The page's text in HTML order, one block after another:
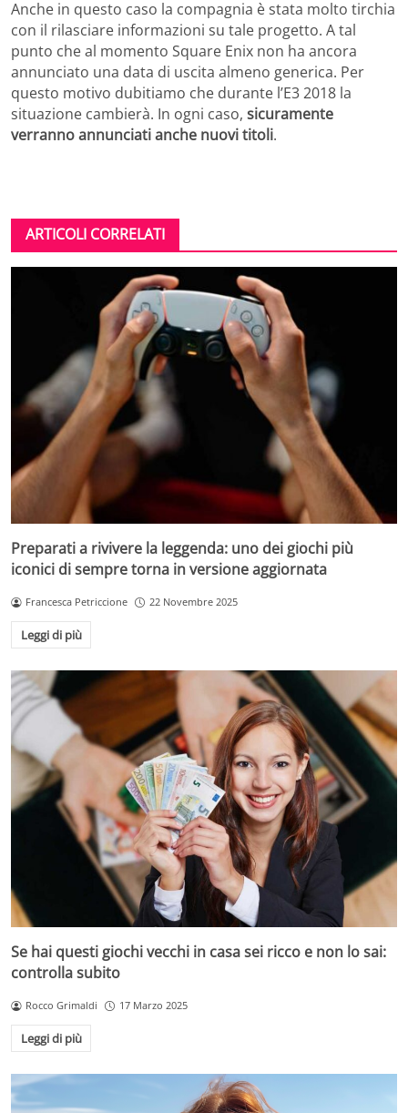
Anche in questo caso la compagnia è stata molto tirchia
con il rilasciare informazioni su tale progetto. A tal
punto che al momento Square Enix non ha ancora
annunciato una data di uscita almeno generica. Per
questo motivo dubitiamo che durante l’E3 2018 la
situazione cambierà. In ogni caso, sicuramente
verranno annunciati anche nuovi titoli.
ARTICOLI CORRELATI
Preparati a rivivere la leggenda: uno dei giochi più
iconici di sempre torna in versione aggiornata
Francesca Petriccione 22 Novembre 2025
Leggi di più
Se hai questi giochi vecchi in casa sei ricco e non lo sai:
controlla subito
Rocco Grimaldi 17 Marzo 2025
Leggi di più